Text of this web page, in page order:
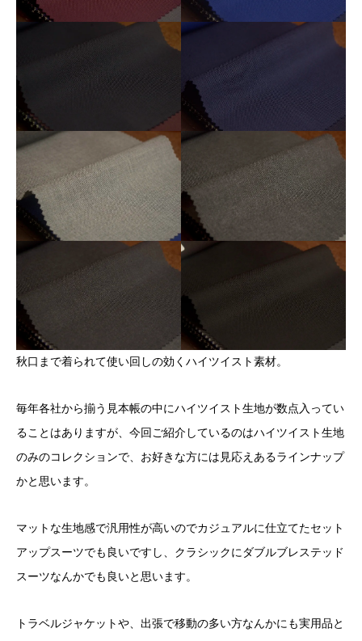
秋口まで着られて使い回しの効くハイツイスト素材。
毎年各社から揃う見本帳の中にハイツイスト生地が数点入ってい
ることはありますが、今回ご紹介しているのはハイツイスト生地
のみのコレクションで、お好きな方には見応えあるラインナップ
かと思います。
マットな生地感で汎用性が高いのでカジュアルに仕立てたセット
アップスーツでも良いですし、クラシックにダブルブレステッド
スーツなんかでも良いと思います。
トラベルジャケットや、出張で移動の多い方なんかにも実用品と